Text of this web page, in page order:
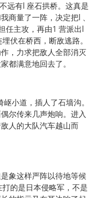
远有l 座石拱桥。这真是
商量了一阵，决定把l 、
任主攻，再由1 营派出l
伏在桥西，断敌逃路。
，力求把敌人全部消灭
都满意地回去了。
小道，插人了石墙沟。
尔传来几声炮响。进入
人的大队汽车越山而
象这样严阵以待地等候
的是日本侵略军，不是